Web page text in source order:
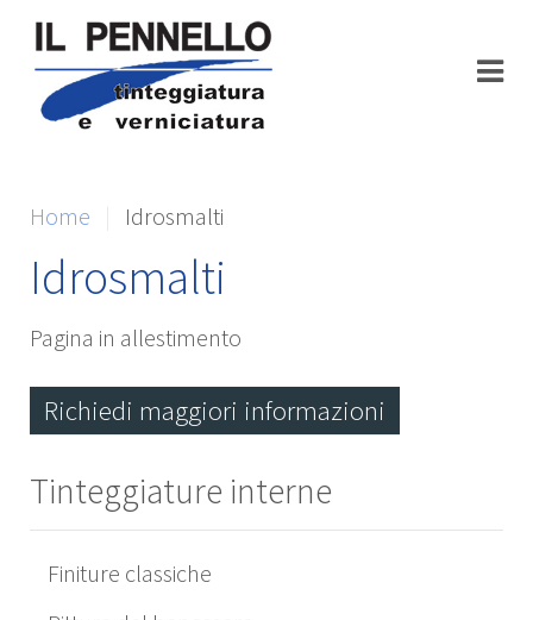
Home Idrosmalti
Idrosmalti
Pagina in allestimento
Richiedi maggiori informazioni
Tinteggiature interne
Finiture classiche